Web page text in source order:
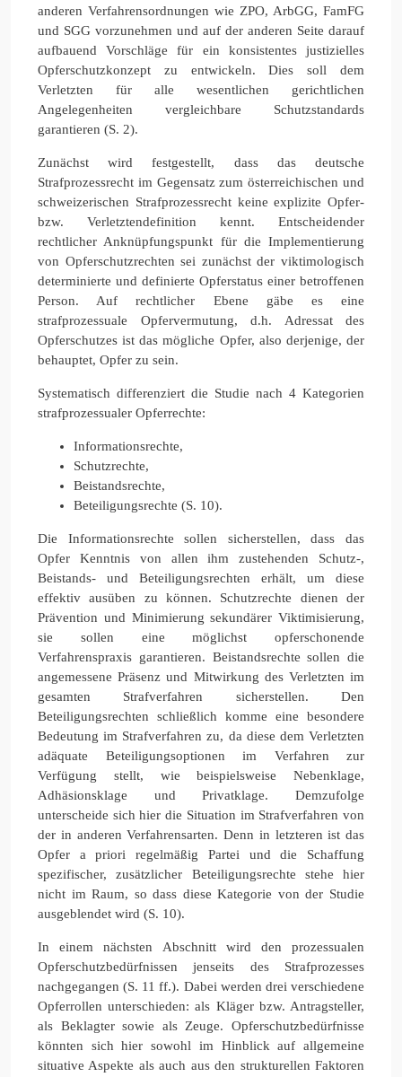
anderen Verfahrensordnungen wie ZPO, ArbGG, FamFG
und SGG vorzunehmen und auf der anderen Seite darauf
aufbauend Vorschläge für ein konsistentes justizielles
Opferschutzkonzept zu entwickeln. Dies soll dem
Verletzten für alle wesentlichen gerichtlichen
Angelegenheiten vergleichbare Schutzstandards
garantieren (S. 2).
Zunächst wird festgestellt, dass das deutsche
Strafprozessrecht im Gegensatz zum österreichischen und
schweizerischen Strafprozessrecht keine explizite Opfer-
bzw. Verletztendefinition kennt. Entscheidender
rechtlicher Anknüpfungspunkt für die Implementierung
von Opferschutzrechten sei zunächst der viktimologisch
determinierte und definierte Opferstatus einer betroffenen
Person. Auf rechtlicher Ebene gäbe es eine
strafprozessuale Opfervermutung, d.h. Adressat des
Opferschutzes ist das mögliche Opfer, also derjenige, der
behauptet, Opfer zu sein.
Systematisch differenziert die Studie nach 4 Kategorien
strafprozessualer Opferrechte:
Informationsrechte,
Schutzrechte,
Beistandsrechte,
Beteiligungsrechte (S. 10).
Die Informationsrechte sollen sicherstellen, dass das
Opfer Kenntnis von allen ihm zustehenden Schutz-,
Beistands- und Beteiligungsrechten erhält, um diese
effektiv ausüben zu können. Schutzrechte dienen der
Prävention und Minimierung sekundärer Viktimisierung,
sie sollen eine möglichst opferschonende
Verfahrenspraxis garantieren. Beistandsrechte sollen die
angemessene Präsenz und Mitwirkung des Verletzten im
gesamten Strafverfahren sicherstellen. Den
Beteiligungsrechten schließlich komme eine besondere
Bedeutung im Strafverfahren zu, da diese dem Verletzten
adäquate Beteiligungsoptionen im Verfahren zur
Verfügung stellt, wie beispielsweise Nebenklage,
Adhäsionsklage und Privatklage. Demzufolge
unterscheide sich hier die Situation im Strafverfahren von
der in anderen Verfahrensarten. Denn in letzteren ist das
Opfer a priori regelmäßig Partei und die Schaffung
spezifischer, zusätzlicher Beteiligungsrechte stehe hier
nicht im Raum, so dass diese Kategorie von der Studie
ausgeblendet wird (S. 10).
In einem nächsten Abschnitt wird den prozessualen
Opferschutzbedürfnissen jenseits des Strafprozesses
nachgegangen (S. 11 ff.). Dabei werden drei verschiedene
Opferrollen unterschieden: als Kläger bzw. Antragsteller,
als Beklagter sowie als Zeuge. Opferschutzbedürfnisse
könnten sich hier sowohl im Hinblick auf allgemeine
situative Aspekte als auch aus den strukturellen Faktoren